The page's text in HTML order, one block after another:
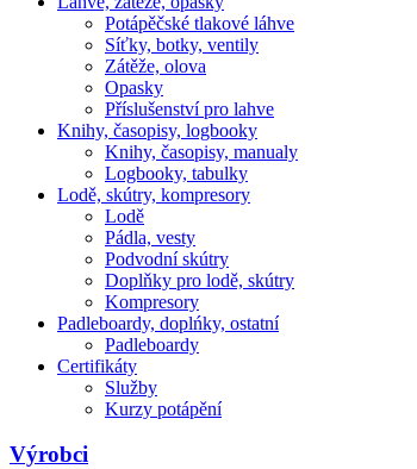
Potápěčské tlakové láhve
Síťky, botky, ventily
Zátěže, olova
Opasky
Příslušenství pro lahve
Knihy, časopisy, logbooky
Knihy, časopisy, manualy
Logbooky, tabulky
Lodě, skútry, kompresory
Lodě
Pádla, vesty
Podvodní skútry
Doplňky pro lodě, skútry
Kompresory
Padleboardy, doplńky, ostatní
Padleboardy
Certifikáty
Služby
Kurzy potápění
Výrobci